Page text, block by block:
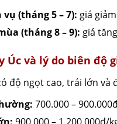
vụ (tháng 5 – 7): giá
(tháng 8 – 9): giá
Úc và lý do biên độ
độ ngọt cao, trái lớn và
700.000 –